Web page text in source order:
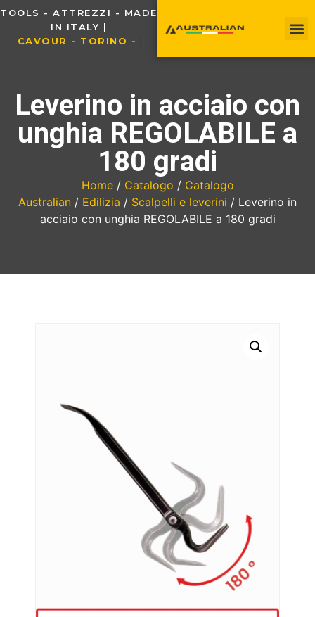
TOOLS - ATTREZZI - MADE
IN ITALY |
CAVOUR - TORINO - I
Leverino in acciaio con
unghia REGOLABILE a
180 gradi
Home/ Catalogo / Catalogo
Australian / Edilizia / Scalpelli e leverini / Leverino in
acciaio con unghia REGOLABILE a 180 gradi